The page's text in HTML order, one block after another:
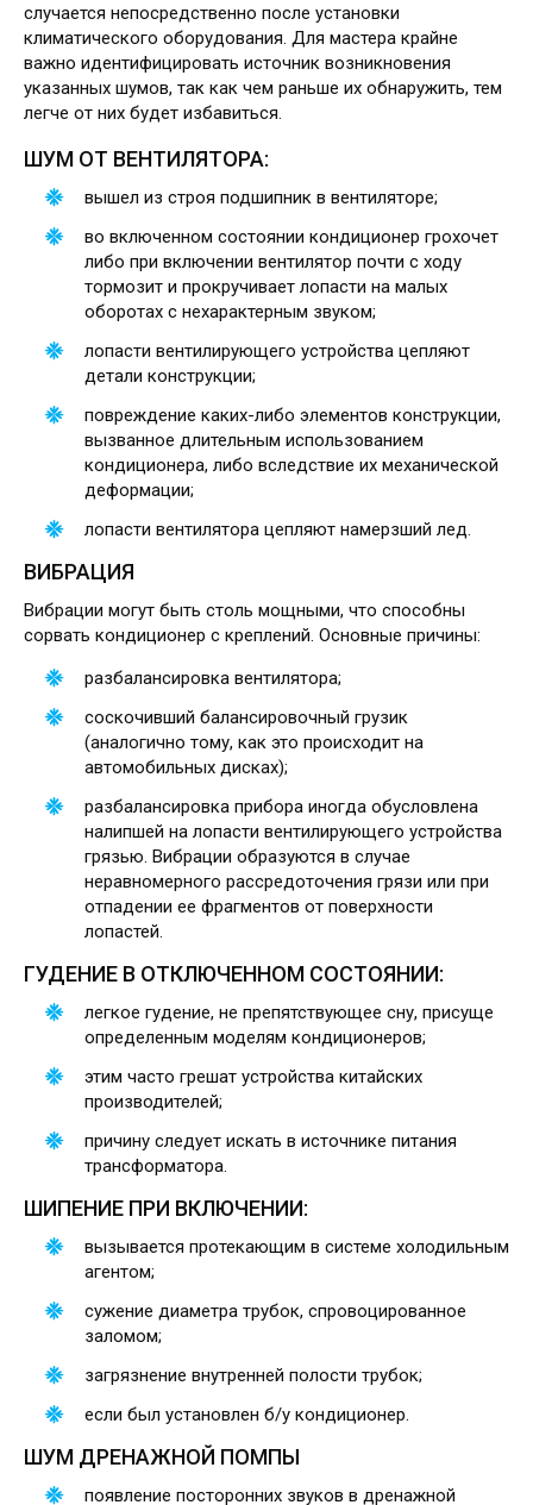
случается непосредственно после установки
климатического оборудования. Для мастера крайне
важно идентифицировать источник возникновения
указанных шумов, так как чем раньше их обнаружить, тем
легче от них будет избавиться.
ШУМ ОТ ВЕНТИЛЯТОРА:
вышел из строя подшипник в вентиляторе;
во включенном состоянии кондиционер грохочет
либо при включении вентилятор почти с ходу
тормозит и прокручивает лопасти на малых
оборотах с нехарактерным звуком;
лопасти вентилирующего устройства цепляют
детали конструкции;
повреждение каких-либо элементов конструкции,
вызванное длительным использованием
кондиционера, либо вследствие их механической
деформации;
лопасти вентилятора цепляют намерзший лед.
ВИБРАЦИЯ
Вибрации могут быть столь мощными, что способны
сорвать кондиционер с креплений. Основные причины:
разбалансировка вентилятора;
соскочивший балансировочный грузик
(аналогично тому, как это происходит на
автомобильных дисках);
разбалансировка прибора иногда обусловлена
налипшей на лопасти вентилирующего устройства
грязью. Вибрации образуются в случае
неравномерного рассредоточения грязи или при
отпадении ее фрагментов от поверхности
лопастей.
ГУДЕНИЕ В ОТКЛЮЧЕННОМ СОСТОЯНИИ:
легкое гудение, не препятствующее сну, присуще
определенным моделям кондиционеров;
этим часто грешат устройства китайских
производителей;
причину следует искать в источнике питания
трансформатора.
ШИПЕНИЕ ПРИ ВКЛЮЧЕНИИ:
вызывается протекающим в системе холодильным
агентом;
сужение диаметра трубок, спровоцированное
заломом;
загрязнение внутренней полости трубок;
если был установлен б/у кондиционер.
ШУМ ДРЕНАЖНОЙ ПОМПЫ
появление посторонних звуков в дренажной